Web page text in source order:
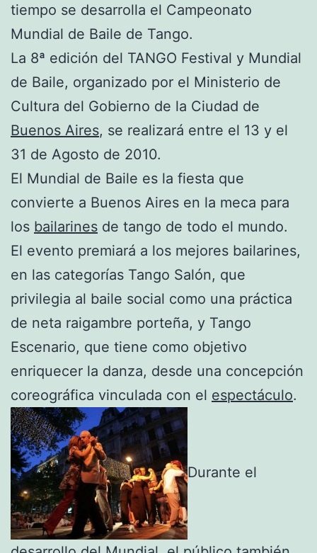
tiempo se desarrolla el Campeonato
Mundial de Baile de Tango.
La 8ª edición del TANGO Festival y Mundial
de Baile, organizado por el Ministerio de
Cultura del Gobierno de la Ciudad de
Buenos Aires, se realizará entre el 13 y el
31 de Agosto de 2010.
El Mundial de Baile es la fiesta que
convierte a Buenos Aires en la meca para
los bailarines de tango de todo el mundo.
El evento premiará a los mejores bailarines,
en las categorías Tango Salón, que
privilegia al baile social como una práctica
de neta raigambre porteña, y Tango
Escenario, que tiene como objetivo
enriquecer la danza, desde una concepción
coreográfica vinculada con el espectáculo.
Durante el